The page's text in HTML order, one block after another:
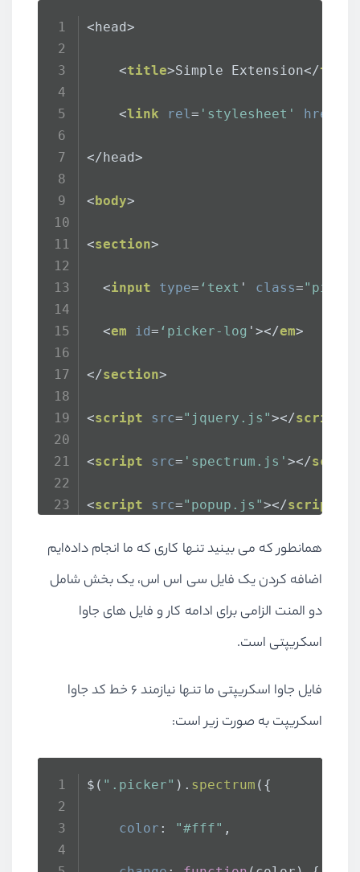
<head>
<title>Simple Extension</title
<link rel= 'stylesheet' href
</head>
<body>
<section>
<input type= ‘text ' class=
<em id= ‘picker-log '></em>
</section>
<script src="jquery.js"></script
<script src= 'spectrum.js'></script
<script src="popup.js"></script
</body >
همانطور که می بینید تنها کاری که ما انجام داده‌ایم
اضافه کردن یک فایل سی اس اس، یک بخش شامل
دو المنت الزامی برای ادامه کار و فایل های جاوا
اسکریپتی است.
فایل جاوا اسکریپتی ما تنها نیازمند ۶ خط کد جاوا
اسکریپت به صورت زیر است:
$( ".picker" ). spectrum ({
color : "#fff" ,